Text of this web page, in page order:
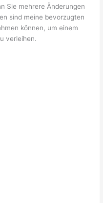
Sie mehrere Änderungen
sind meine bevorzugten
können, um einem
verleihen.